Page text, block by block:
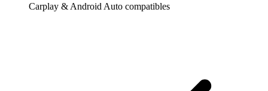
Carplay & Android Auto compatibles